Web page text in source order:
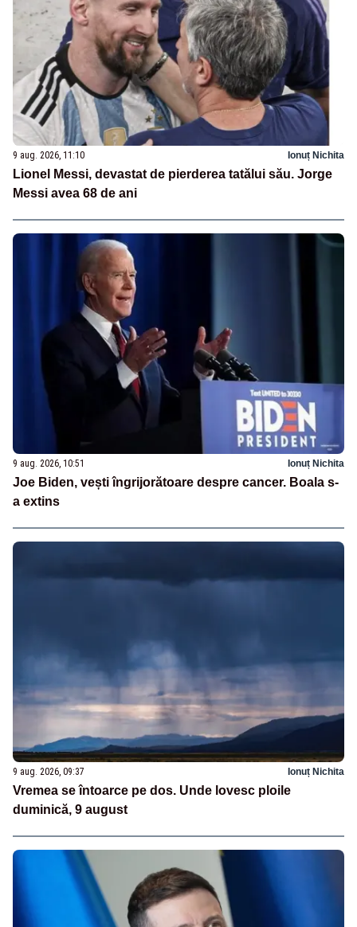
9 aug. 2026, 11:10 Ionuț Nichita
Lionel Messi, devastat de pierderea tatălui său. Jorge
Messi avea 68 de ani
9 aug. 2026, 10:51 Ionuț Nichita
Joe Biden, vești îngrijorătoare despre cancer. Boala s-
a extins
9 aug. 2026, 09:37 Ionuț Nichita
Vremea se întoarce pe dos. Unde lovesc ploile
duminică, 9 august